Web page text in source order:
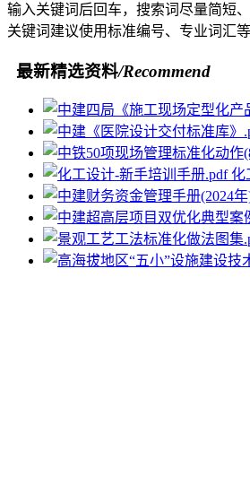
输入关键词后回车，搜索词尽量简短、
关键词建议使用标准编号、专业词汇
最新精选资料/Recommend
化